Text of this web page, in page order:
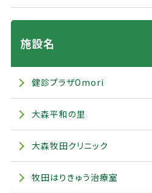
施設名
健診プラザOmori
大森平和の里
大森牧田クリニック
牧田はりきゅう治療室